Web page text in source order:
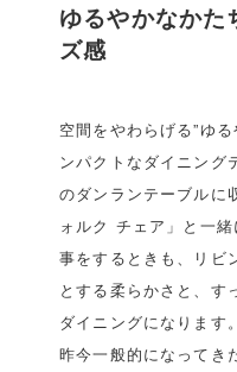
ゆるやかなかた
ズ感
空間をやわらげる”ゆ
ンパクトなダイニング
のダンランテーブルに
ォルク チェア」と一
事をするときも、リビ
とする柔らかさと、す
ダイニングになります。
昨今一般的になってき